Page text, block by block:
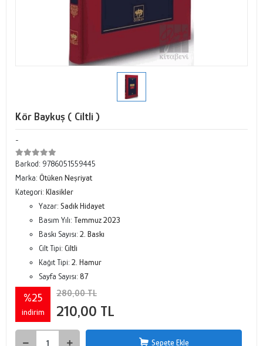
Kör Baykuş ( Ciltli )
-
Barkod: 9786051559445
Marka: Ötüken Neşriyat
Kategori: Klasikler
Yazar: Sadık Hidayet
Basım Yılı: Temmuz 2023
Baskı Sayısı: 2. Baskı
Cilt Tipi: Ciltli
Kağıt Tipi: 2. Hamur
Sayfa Sayısı: 87
%25
indirim
280,00 TL
210,00 TL
Sepete Ekle